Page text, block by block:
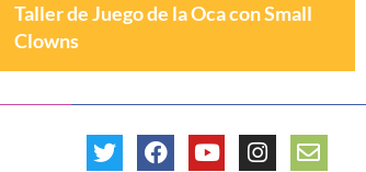
Taller de Juego de la Oca con Small
Clowns